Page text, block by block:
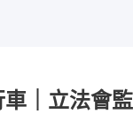
車｜立法會